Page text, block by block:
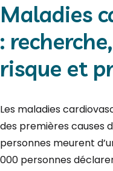
Maladies
:
risque et
Les maladies
des premières causes
personnes meurent
000 personnes